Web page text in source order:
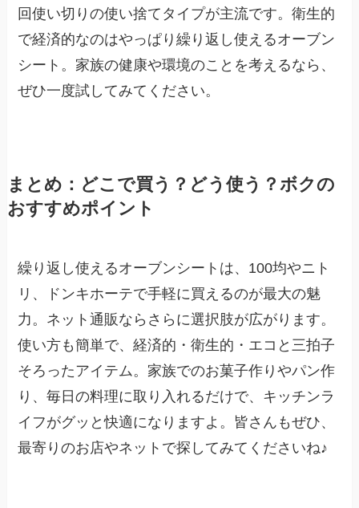
回使い切りの使い捨てタイプが主流です。衛生的
で経済的なのはやっぱり繰り返し使えるオーブン
シート。家族の健康や環境のことを考えるなら、
ぜひ一度試してみてください。
まとめ：どこで買う？どう使う？ボクの
おすすめポイント
繰り返し使えるオーブンシートは、100均やニト
リ、ドンキホーテで手軽に買えるのが最大の魅
力。ネット通販ならさらに選択肢が広がります。
使い方も簡単で、経済的・衛生的・エコと三拍子
そろったアイテム。家族でのお菓子作りやパン作
り、毎日の料理に取り入れるだけで、キッチンラ
イフがグッと快適になりますよ。皆さんもぜひ、
最寄りのお店やネットで探してみてくださいね♪